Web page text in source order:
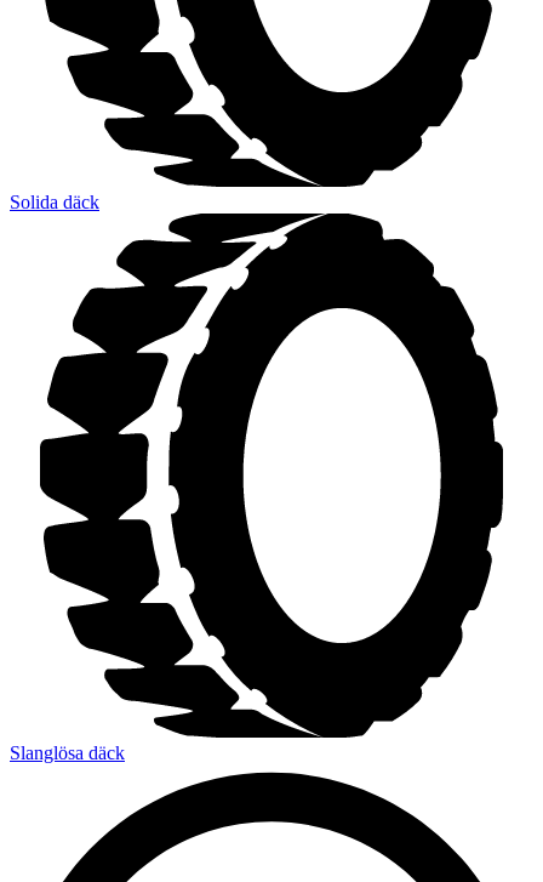
Solida däck
Slanglösa däck